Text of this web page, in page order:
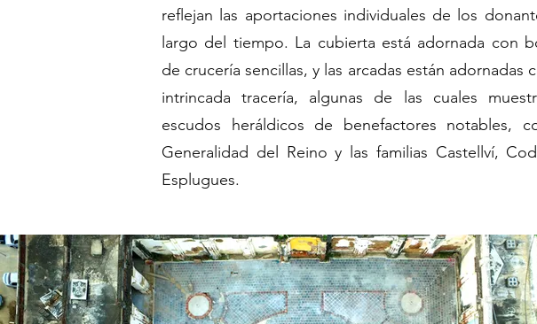
reflejan las aportaciones individuales de los
largo del tiempo. La cubierta está adornada con
de crucería sencillas, y las arcadas están adornadas
intrincada tracería, algunas de las cuales
escudos heráldicos de benefactores notables,
Generalidad del Reino y las familias Castellví,
Esplugues.